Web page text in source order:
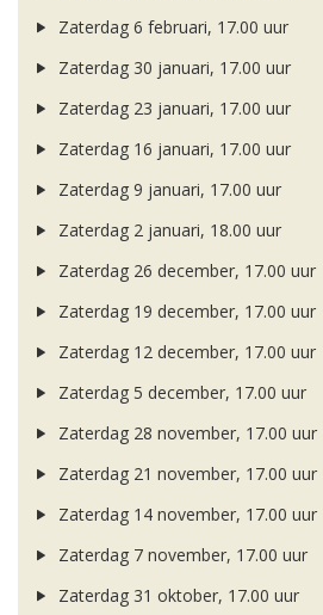
Zaterdag 6 februari, 17.00 uur
Zaterdag 30 januari, 17.00 uur
Zaterdag 23 januari, 17.00 uur
Zaterdag 16 januari, 17.00 uur
Zaterdag 9 januari, 17.00 uur
Zaterdag 2 januari, 18.00 uur
Zaterdag 26 december, 17.00 uur
Zaterdag 19 december, 17.00 uur
Zaterdag 12 december, 17.00 uur
Zaterdag 5 december, 17.00 uur
Zaterdag 28 november, 17.00 uur
Zaterdag 21 november, 17.00 uur
Zaterdag 14 november, 17.00 uur
Zaterdag 7 november, 17.00 uur
Zaterdag 31 oktober, 17.00 uur